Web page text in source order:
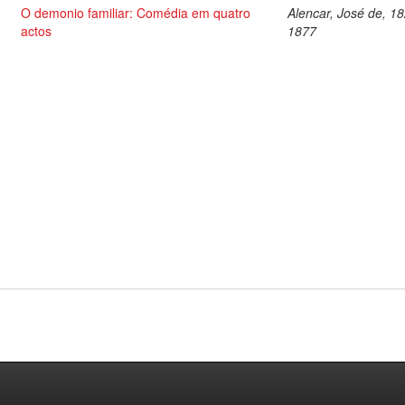
O demonio familiar: Comédia em quatro
actos
Alencar, José de,
1877